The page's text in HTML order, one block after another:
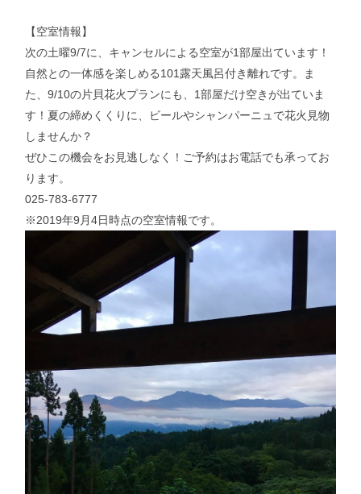
【空室情報】
次の土曜9/7に、キャンセルによる空室が1部屋出ています！
自然との一体感を楽しめる101露天風呂付き離れです。ま
た、9/10の片貝花火プランにも、1部屋だけ空きが出ていま
す！夏の締めくくりに、ビールやシャンパーニュで花火見物
しませんか？
ぜひこの機会をお見逃しなく！ご予約はお電話でも承ってお
ります。
025-783-6777
※2019年9月4日時点の空室情報です。